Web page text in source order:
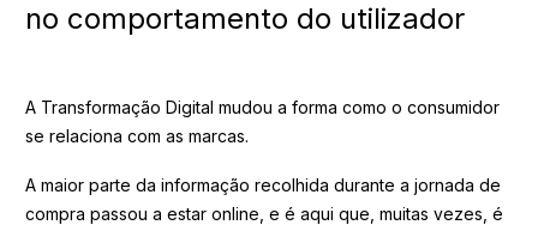
no comportamento do utilizador
A Transformação Digital mudou a forma como o consumidor
se relaciona com as marcas.
A maior parte da informação recolhida durante a jornada de
compra passou a estar online, e é aqui que, muitas vezes, é